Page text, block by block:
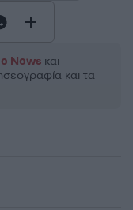
News και
και τα